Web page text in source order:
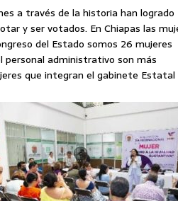
a través de la historia han logrado
y ser votados. En Chiapas las
del Estado somos 26 mujeres
administrativo son más
que integran el gabinete Estatal